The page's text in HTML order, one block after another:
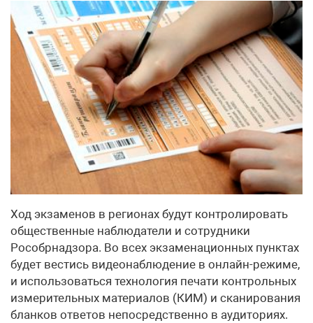
Ход экзаменов в регионах будут контролировать
общественные наблюдатели и сотрудники
Рособрнадзора. Во всех экзаменационных пунктах
будет вестись видеонаблюдение в онлайн-режиме,
и использоваться технология печати контрольных
измерительных материалов (КИМ) и сканирования
бланков ответов непосредственно в аудиториях.